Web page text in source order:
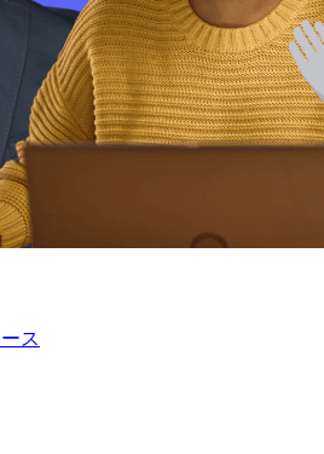
ス